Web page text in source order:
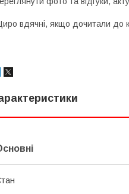
вдячні, якщо дочитали до